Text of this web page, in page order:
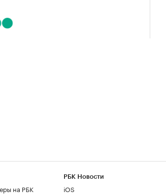
на РБК
РБК Новости
iOS